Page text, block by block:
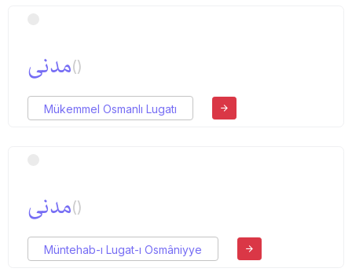
مدنی()
Mükemmel Osmanlı Lugatı
مدنی()
Müntehab-ı Lugat-ı Osmâniyye